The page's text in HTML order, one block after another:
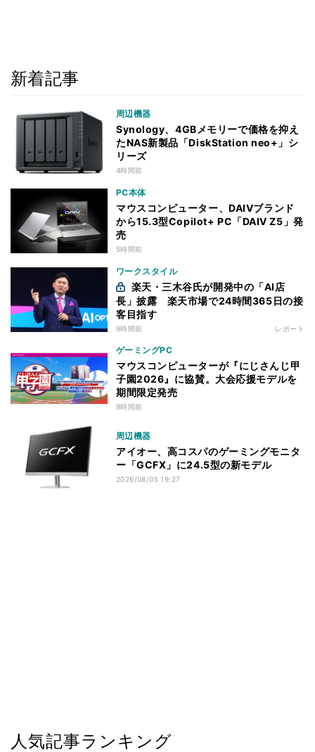
新着記事
周辺機器
Synology、4GBメモリーで価格を抑え
たNAS新製品「DiskStation neo+」シ
リーズ
4時間前
PC本体
マウスコンピューター、DAIVブランド
から15.3型Copilot+ PC「DAIV Z5」発
売
5時間前
ワークスタイル
長」披露 楽天市場で24時間365日の接
客目指す
9時間前 レポート
ゲーミングPC
マウスコンピューターが『にじさんじ甲
子園2026』に協賛。大会応援モデルを
期間限定発売
9時間前
周辺機器
アイオー、高コスパのゲーミングモニタ
ー「GCFX」に24.5型の新モデル
2026/08/05 19:27
人気記事ランキング